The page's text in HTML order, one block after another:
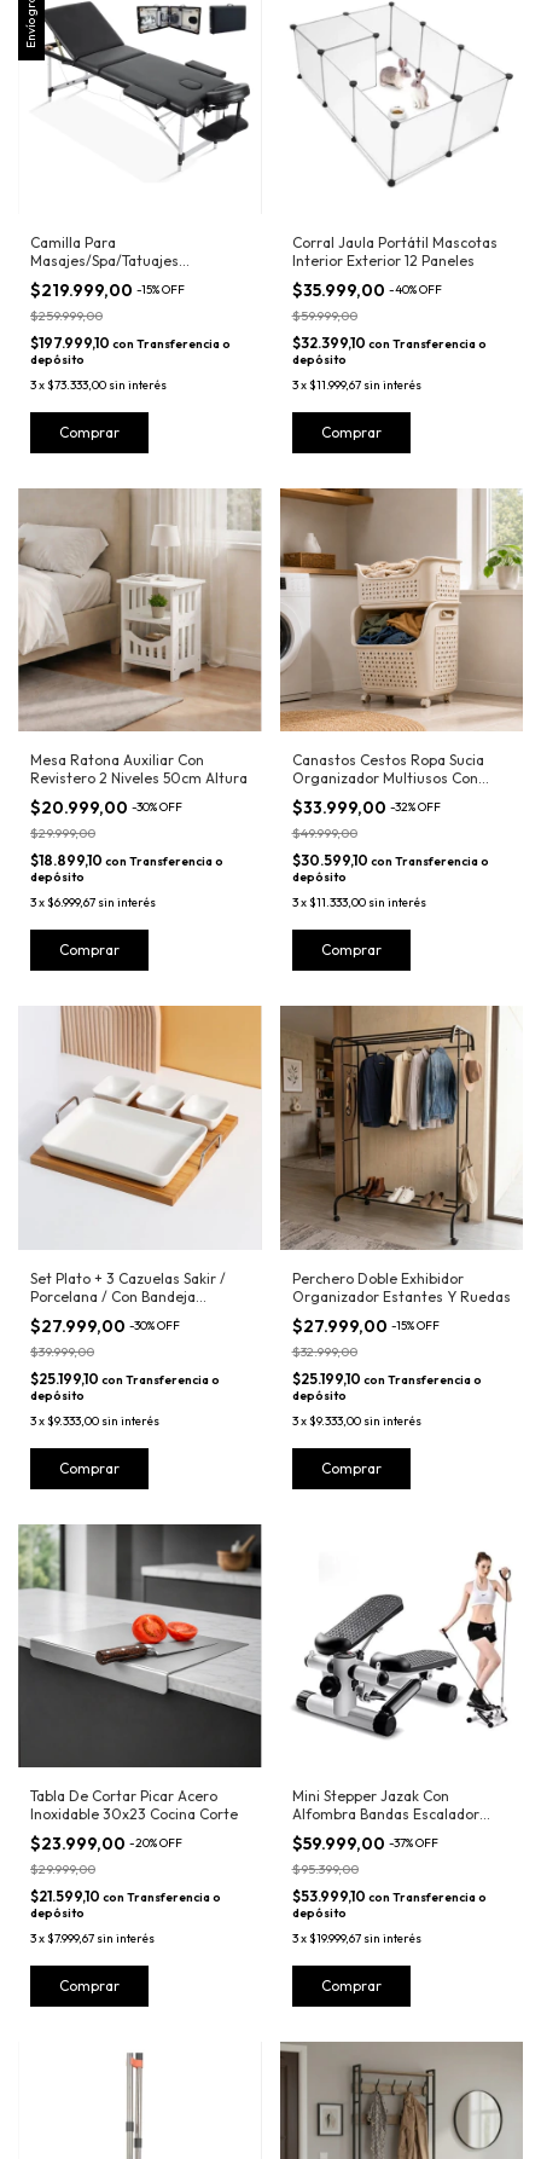
Envío gratis
Camilla Para
Masajes/Spa/Tatuajes
Profesional Aluminio
$219.999,00 -15%OFF
$259.999,00
$197.999,10 con Transferencia o
depósito
3x$73.333,00 sin interés
Corral Jaula Portátil Mascotas
Interior Exterior 12 Paneles
$35.999,00 -40%OFF
$59.999,00
$32.399,10 con Transferencia o
depósito
3x$11.999,67 sin interés
Mesa Ratona Auxiliar Con
Revistero 2 Niveles 50cm Altura
$20.999,00 -30%OFF
$29.999,00
$18.899,10 con Transferencia o
depósito
3x$6.999,67 sin interés
Canastos Cestos Ropa Sucia
Organizador Multiusos Con
Ruedas
$33.999,00 -32%OFF
$49.999,00
$30.599,10 con Transferencia o
depósito
3x$11.333,00 sin interés
Set Plato + 3 Cazuelas Sakir /
Porcelana / Con Bandeja
Madera
$27.999,00 -30%OFF
$39.999,00
$25.199,10 con Transferencia o
depósito
3x$9.333,00 sin interés
Perchero Doble Exhibidor
Organizador Estantes Y Ruedas
$27.999,00 -15%OFF
$32.999,00
$25.199,10 con Transferencia o
depósito
3x$9.333,00 sin interés
Tabla De Cortar Picar Acero
Inoxidable 30x23 Cocina Corte
$23.999,00 -20%OFF
$29.999,00
$21.599,10 con Transferencia o
depósito
3x$7.999,67 sin interés
Mini Stepper Jazak Con
Alfombra Bandas Escalador
C/display
$59.999,00 -37%OFF
$95.399,00
$53.999,10 con Transferencia o
depósito
3x$19.999,67 sin interés